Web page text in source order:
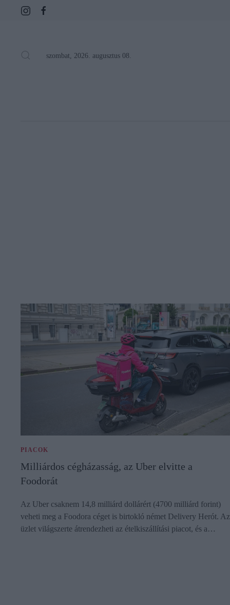
szombat, 2026. augusztus 08.
PIACOK
Milliárdos cégházasság, az Uber elvitte a
Foodorát
Az Uber csaknem 14,8 milliárd dollárért (4700 milliárd forint)
veheti meg a Foodora céget is birtokló német Delivery Herót. Az
üzlet világszerte átrendezheti az ételkiszállítási piacot, és a…